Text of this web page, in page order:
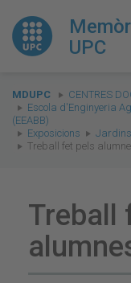
UPC
You
are
here:
MDUPC
CENTRES
Escola d'Enginyeria
(EEABB)
Exposicions
Treball fet pels
Treball